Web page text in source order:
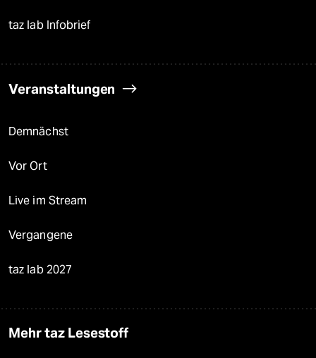
taz lab Infobrief
Veranstaltungen
Demnächst
Vor Ort
Live im Stream
Vergangene
taz lab 2027
Mehr taz Lesestoff